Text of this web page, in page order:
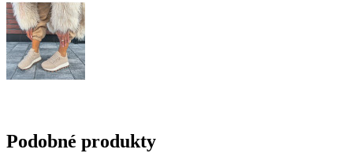
Podobné produkty